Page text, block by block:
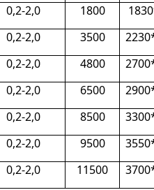
0,2-2,0 1800
0,2-2,0 3500
0,2-2,0 4800
0,2-2,0 6500
0,2-2,0 8500
0,2-2,0 9500
0,2-2,0 11500